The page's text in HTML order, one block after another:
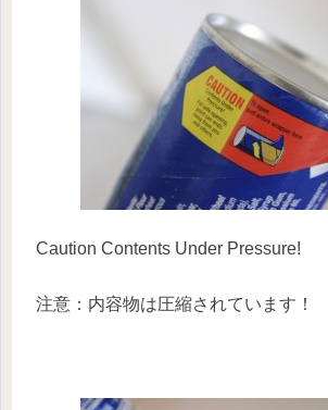
Caution Contents Under Pressure!
注意：内容物は圧縮されています！